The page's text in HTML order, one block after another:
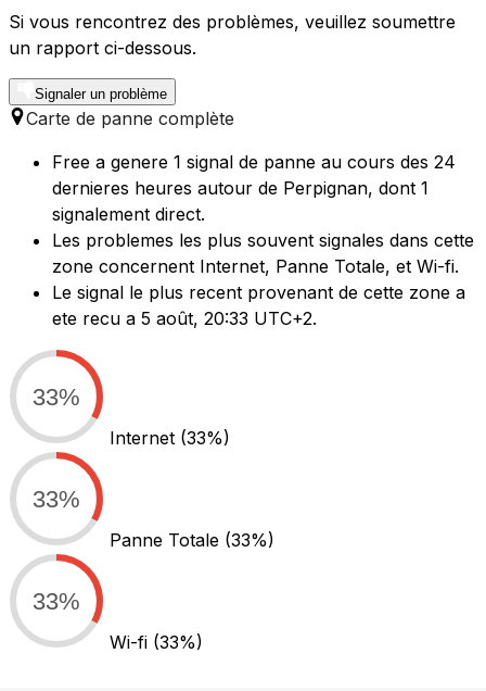
Si vous rencontrez des problèmes, veuillez soumettre
un rapport ci-dessous.
Signaler un problème
Carte de panne complète
Free a genere 1 signal de panne au cours des 24
dernieres heures autour de Perpignan, dont 1
signalement direct.
Les problemes les plus souvent signales dans cette
zone concernent Internet, Panne Totale, et Wi-fi.
Le signal le plus recent provenant de cette zone a
ete recu a 5 août, 20:33 UTC+2.
33%
Internet (33%)
33%
Panne Totale (33%)
33%
Wi-fi (33%)